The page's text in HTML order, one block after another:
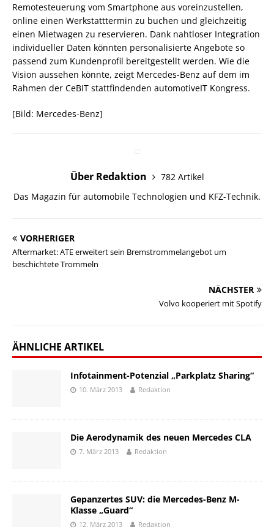
Remotesteuerung vom Smartphone aus voreinzustellen,
online einen Werkstatttermin zu buchen und gleichzeitig
einen Mietwagen zu reservieren. Dank nahtloser Integration
individueller Daten könnten personalisierte Angebote so
passend zum Kundenprofil bereitgestellt werden. Wie die
Vision aussehen könnte, zeigt Mercedes-Benz auf dem im
Rahmen der CeBIT stattfindenden automotiveIT Kongress.
[Bild: Mercedes-Benz]
Über Redaktion
782 Artikel
Das Magazin für automobile Technologien und KFZ-Technik.
VORHERIGER
Aftermarket: ATE erweitert sein Bremstrommelangebot um
beschichtete Trommeln
NÄCHSTER
Volvo kooperiert mit Spotify
ÄHNLICHE ARTIKEL
Infotainment-Potenzial „Parkplatz Sharing“
10. März 2013 Redaktion
Die Aerodynamik des neuen Mercedes CLA
7. März 2013 Redaktion
Gepanzertes SUV: die Mercedes-Benz M-
Klasse „Guard“
12. März 2013 Redaktion